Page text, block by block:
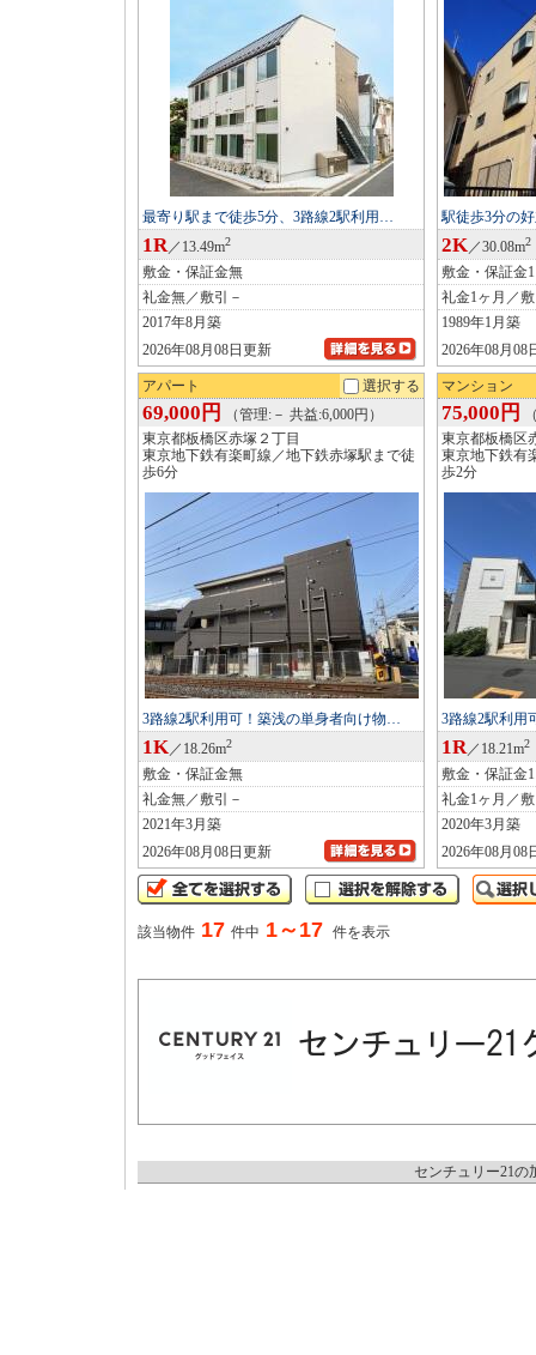
最寄り駅まで徒歩5分、3路線2駅利用…
1R／13.49m2
敷金・保証金無
礼金無／敷引－
2017年8月築
2026年08月08日更新
駅徒歩3分の
2K／30.08m2
敷金・保証金
礼金1ヶ月／
1989年1月築
2026年08月08
アパート 選択する
69,000円
（管理:－ 共益:6,000円）
東京都板橋区赤塚２丁目
東京地下鉄有楽町線／地下鉄赤塚駅まで徒
歩6分
3路線2駅利用可！築浅の単身者向け物…
1K／18.26m2
敷金・保証金無
礼金無／敷引－
2021年3月築
2026年08月08日更新
マンション
75,000円
東京都板橋区
東京地下鉄有
歩2分
3路線2駅利用
1R／18.21m2
敷金・保証金
礼金1ヶ月／
2020年3月築
2026年08月08
該当物件 17 件中 1～17 件を表示
センチュリー21の